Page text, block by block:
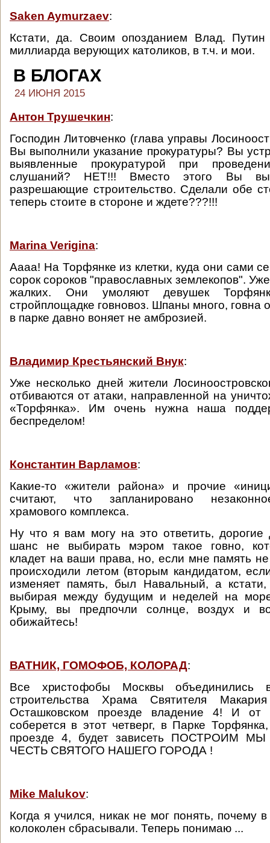
Saken Aymurzaev:
Кстати, да. Своим опозданием Влад. Путин
миллиарда верующих католиков, в т.ч. и мои.
В БЛОГАХ
24 ИЮНЯ 2015
Антон Трушечкин:
Господин Литовченко (глава управы
Вы выполнили указание прокуратуры? Вы
выявленные прокуратурой при
слушаний? НЕТ!!! Вместо этого Вы
разрешающие строительство. Сделали обе
теперь стоите в стороне и ждете???!!!
Marina Verigina:
Аааа! На Торфянке из клетки, куда они сами
сорок сороков "православных землекопов".
жалких. Они умоляют девушек
стройплощадке говновоз. Шпаны много, говна
в парке давно воняет не амброзией.
Владимир Крестьянский Внук:
Уже несколько дней жители
отбиваются от атаки, направленной на
«Торфянка». Им очень нужна наша
беспределом!
Константин Варламов:
Какие-то «жители района» и прочие
считают, что запланировано
храмового комплекса.
Ну что я вам могу на это ответить,
шанс не выбирать мэром такое говно,
кладет на ваши права, но, если мне память
происходили летом (вторым кандидатом,
изменяет память, был Навальный, а
выбирая между будущим и неделей на
Крыму, вы предпочли солнце, воздух и
обижайтесь!
ВАТНИК, ГОМОФОБ, КОЛОРАД:
Все христофобы Москвы объединились
строительства Храма Святителя
Осташковском проезде владение 4! И от
соберется в этот четверг, в Парке
проезде 4, будет зависеть ПОСТРОИМ
ЧЕСТЬ СВЯТОГО НАШЕГО ГОРОДА !
Mike Malukov:
Когда я учился, никак не мог понять, почему
колоколен сбрасывали. Теперь понимаю ...